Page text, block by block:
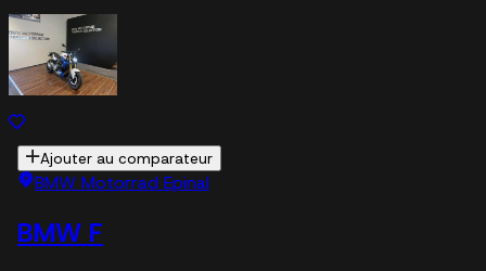
Ajouter au comparateur
BMW Motorrad Epinal
BMW F